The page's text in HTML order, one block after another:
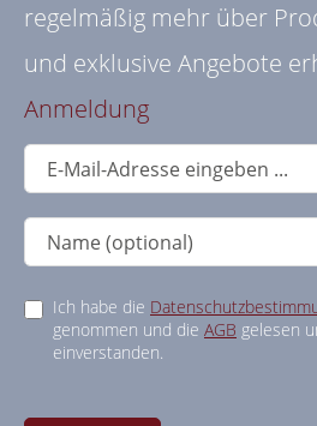
regelmäßig mehr über
und exklusive Angebote
Anmeldung
Ich habe die
genommen und die AGB gelesen
einverstanden.